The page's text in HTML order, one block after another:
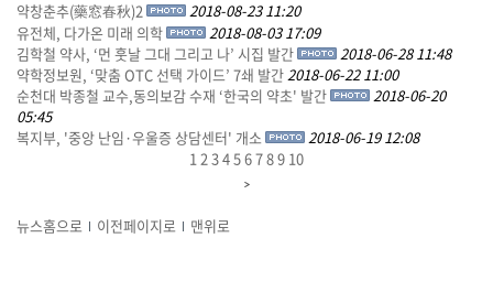
약창춘추(藥窓春秋)2
2018-08-23 11:20
유전체, 다가온 미래 의학
2018-08-03 17:09
김학철 약사, ‘먼 훗날 그대 그리고 나’ 시집 발간
2018-06-28 11:48
약학정보원, ‘맞춤 OTC 선택 가이드’ 7쇄 발간2018-06-22 11:00
순천대 박종철 교수,동의보감 수재 ‘한국의 약초' 발간
2018-06-20
05:45
복지부, '중앙 난임·우울증 상담센터' 개소
2018-06-19 12:08
1 23456789 10
뉴스홈으로 이전페이지로 맨위로